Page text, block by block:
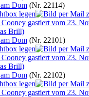
Dom (Nr. 22114)
Dom (Nr. 22101)
Dom (Nr. 22102)